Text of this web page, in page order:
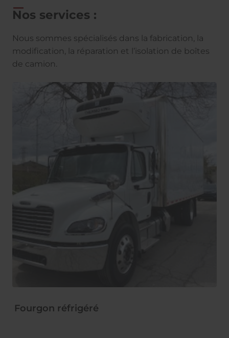
Nos services :
Nous sommes spécialisés dans la fabrication, la
modification, la réparation et l’isolation de boîtes
de camion.
Fourgon réfrigéré